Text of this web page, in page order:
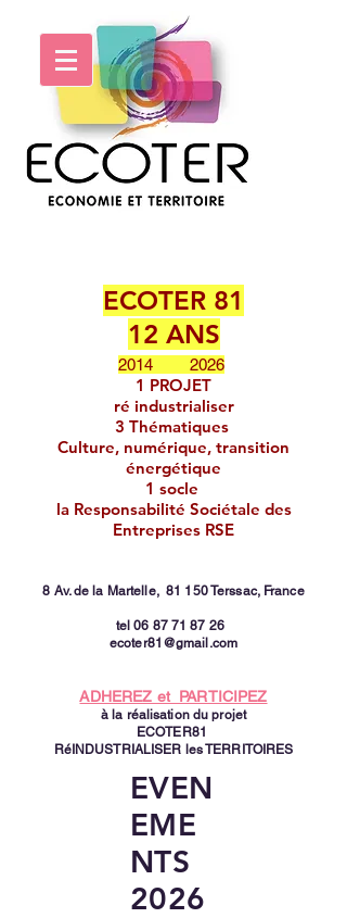
ECOTER 81
12 ANS
2014 2026
1 PROJET
ré industrialiser
3 Thématiques
Culture, numérique, transition
énergétique
1 socle
la Responsabilité Sociétale des
Entreprises RSE
8 Av. de la Martelle,81 150 Terssac, France
tel06 87 71 87 26
ecoter81@gmail.com
ADHEREZ et PARTICIPEZ
à la réalisation du projet
ECOTER81
RéINDUSTRIALISER les TERRITOIRES
EVEN
EME
NTS
2026